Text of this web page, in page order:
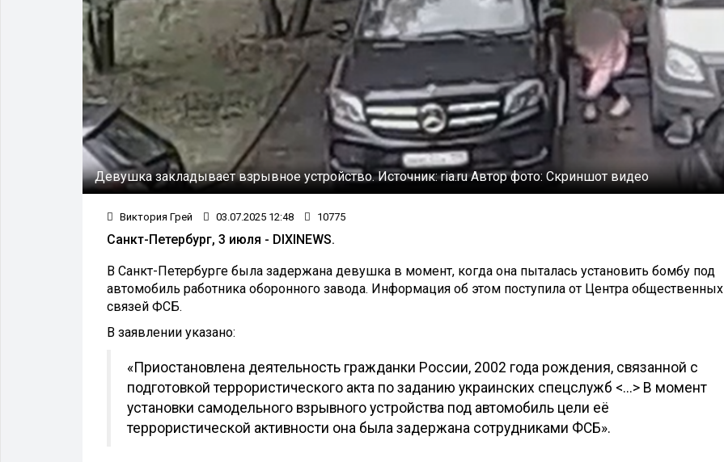
Девушка закладывает взрывное устройство.Источник:ria.ruАвтор фото: Скриншот видео
Виктория Грей 03.07.2025 12:48 10775
Санкт-Петербург, 3 июля - DIXINEWS.
В Санкт-Петербурге была задержана девушка в момент, когда она пыталась установить бомбу под
автомобиль работника оборонного завода. Информация об этом поступила от Центра общественных
связей ФСБ.
В заявлении указано:
«Приостановлена деятельность гражданки России, 2002 года рождения, связанной с
подготовкой террористического акта по заданию украинских спецслужб <...> В момент
установки самодельного взрывного устройства под автомобиль цели её
террористической активности она была задержана сотрудниками ФСБ».